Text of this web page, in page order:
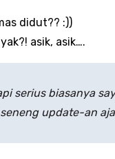
didut?? :))
asik, asik….
serius biasanya
update-an